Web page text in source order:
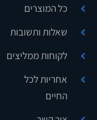
כל המוצרים
שאלות ותשובות
לקוחות ממליצים
אחריות לכל
החיים